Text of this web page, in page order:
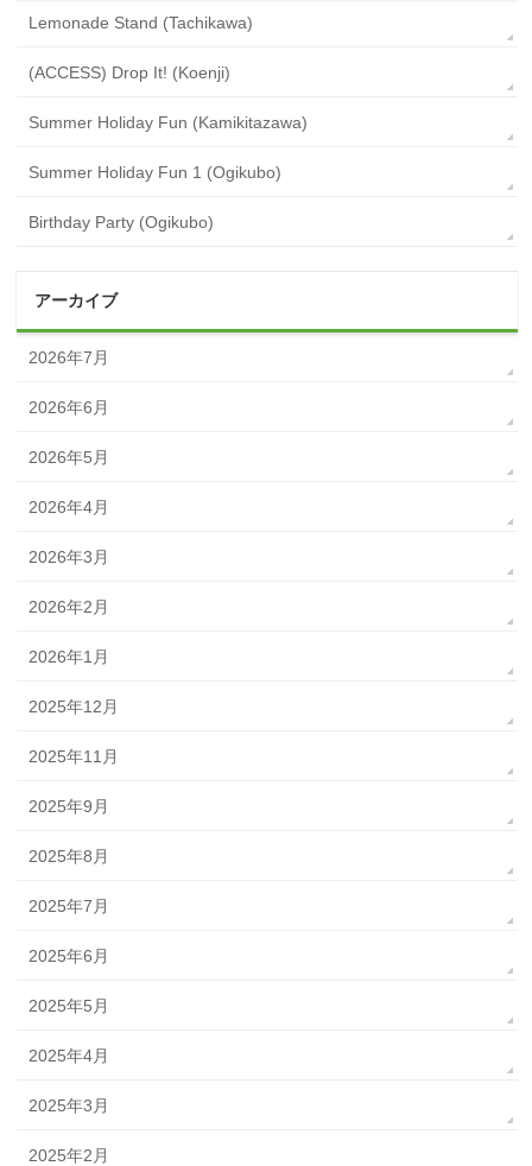
Lemonade Stand (Tachikawa)
(ACCESS) Drop It! (Koenji)
Summer Holiday Fun (Kamikitazawa)
Summer Holiday Fun 1 (Ogikubo)
Birthday Party (Ogikubo)
アーカイブ
2026年7月
2026年6月
2026年5月
2026年4月
2026年3月
2026年2月
2026年1月
2025年12月
2025年11月
2025年9月
2025年8月
2025年7月
2025年6月
2025年5月
2025年4月
2025年3月
2025年2月